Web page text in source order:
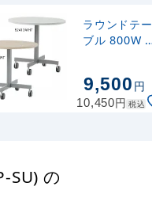
ラウンドテー
ブル 800W ホ
9,500円
10,450円 税込
SU) の